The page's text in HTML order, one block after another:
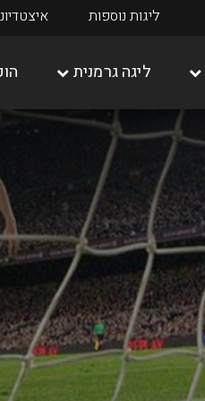
ליגות נוספות
ליגה גרמנית